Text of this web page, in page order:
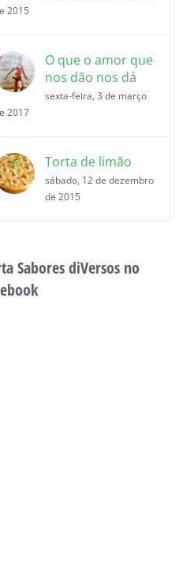
2015
O que o amor que
nos dão nos dá
sexta-feira, 3 de março
2017
Torta de limão
sábado, 12 de dezembro
de 2015
Sabores diVersos no